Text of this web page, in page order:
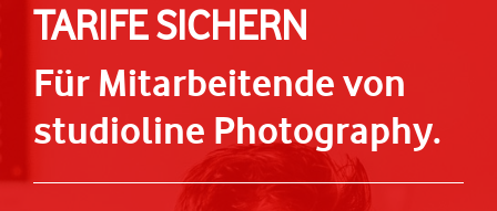
TARIFE SICHERN
Für Mitarbeitende von
studioline Photography.